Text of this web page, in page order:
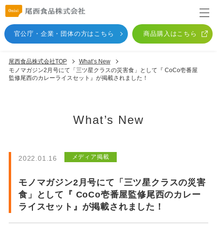
官公庁・企業・団体の方はこちら 商品購入はこちら
尾西食品株式会社TOP
What’s New
モノマガジン2月号にて「三ツ星クラスの災害食」として『 CoCo壱番屋
監修尾西のカレーライスセット』が掲載されました！
What’s New
2022.01.16 メディア掲載
モノマガジン2月号にて「三ツ星クラスの災害
食」として『 CoCo壱番屋監修尾西のカレー
ライスセット』が掲載されました！